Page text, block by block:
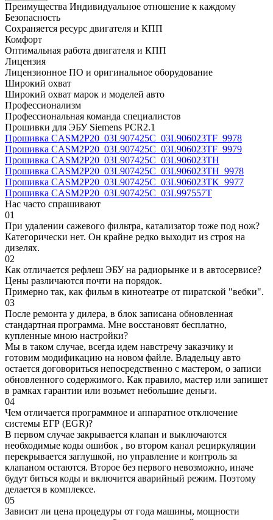
Преимущества Индивидуальное отношение к каждому
Безопасность
Сохраняется ресурс двигателя и КПП
Комфорт
Оптимальная работа двигателя и КПП
Лицензия
Лицензионное ПО и оригинальное оборудование
Широкий охват
Широкий охват марок и моделей авто
Профессионализм
Профессиональная команда специалистов
Прошивки для ЭБУ Siemens PCR2.1
Прошивка CASM2P20_03L907425C_03L906023TF_9978
Прошивка CASM2P20_03L907425C_03L906023TF_9979
Прошивка CASM2P20_03L907425C_03L906023TH
Прошивка CASM2P20_03L907425C_03L906023TH_9978
Прошивка CASM2P20_03L907425C_03L906023TK_9977
Прошивка CASM2P20_03L907425C_03L997557T
Нас часто спрашивают
01
При удалении сажевого фильтра, катализатор тоже под нож?
Категорически нет. Он крайне редко выходит из строя на
дизелях.
02
Как отличается рефлеш ЭБУ на радиорынке и в автосервисе?
Цены различаются почти на порядок.
Примерно так, как фильм в кинотеатре от пиратской "вебки".
03
После ремонта у дилера, в блок записана обновленная
стандартная программа. Мне восстановят бесплатно,
купленные мною настройки?
Мы в таком случае, всегда идем навстречу заказчику и
готовим модификацию на новом файле. Владельцу авто
остается договориться непосредственно с мастером, о записи
обновленного содержимого. Как правило, мастер или запишет
в рамках гарантии или возьмет небольшие деньги.
04
Чем отличается программное и аппаратное отключение
системы ЕГР (EGR)?
В первом случае закрывается клапан и выключаются
необходимые коды ошибок , во втором канал рециркуляции
перекрывается заглушкой, но управление и контроль за
клапаном остаются. Второе без первого невозможно, иначе
будут биться коды и включится аварийный режим. Поэтому
делается в комплексе.
05
Зависит ли цена процедуры от года машины, мощности